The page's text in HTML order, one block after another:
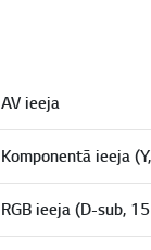
AV ieeja
Komponentā ieeja
RGB ieeja (D-sub,